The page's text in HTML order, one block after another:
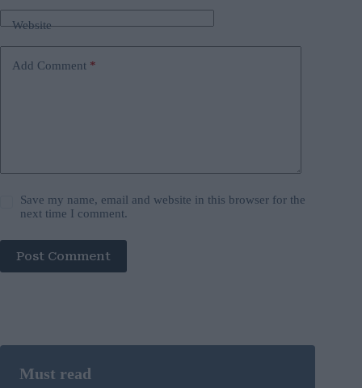
Website
Add Comment *
Save my name, email and website in this browser for the
next time I comment.
Post Comment